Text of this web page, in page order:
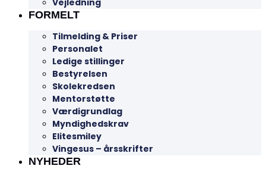
Vejledning
FORMELT
Tilmelding & Priser
Personalet
Ledige stillinger
Bestyrelsen
Skolekredsen
Mentorstøtte
Værdigrundlag
Myndighedskrav
Elitesmiley
Vingesus – årsskrifter
NYHEDER